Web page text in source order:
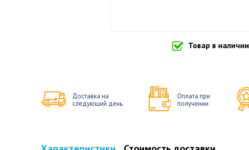
Товар в наличии
Доставка на
следующий день
Оплата при
получении